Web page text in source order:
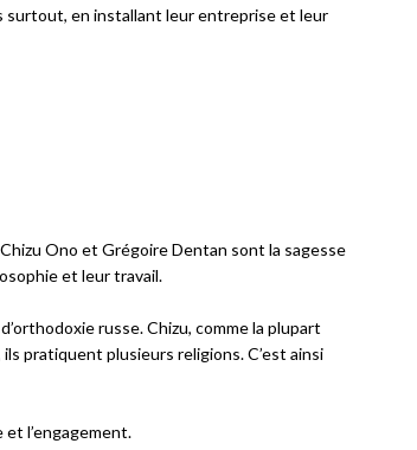
surtout, en installant leur entreprise et leur
Ono et Grégoire Dentan sont la sagesse
et leur travail.
russe. Chizu, comme la plupart
pratiquent plusieurs religions. C’est ainsi
l’engagement.